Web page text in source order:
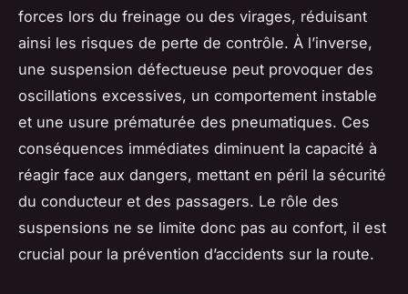
forces lors du freinage ou des virages, réduisant
ainsi les risques de perte de contrôle. À l’inverse,
une suspension défectueuse peut provoquer des
oscillations excessives, un comportement instable
et une usure prématurée des pneumatiques. Ces
conséquences immédiates diminuent la capacité à
réagir face aux dangers, mettant en péril la sécurité
du conducteur et des passagers. Le rôle des
suspensions ne se limite donc pas au confort, il est
crucial pour la prévention d’accidents sur la route.